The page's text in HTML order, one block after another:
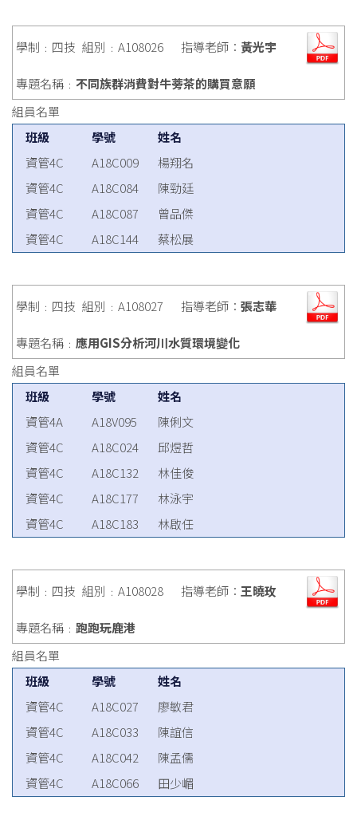
學制﹕四技 組別﹕A108026 指導老師： 黃光宇
專題名稱﹕ 不同族群消費對牛蒡茶的購買意願
組員名單
班級
學號
姓名
資管4C
A18C009
楊翔名
資管4C
A18C084
陳勁廷
資管4C
A18C087
曾品傑
資管4C
A18C144 蔡松展
學制﹕四技 組別﹕A108027 指導老師： 張志華
專題名稱﹕ 應用GIS分析河川水質環境變化
組員名單
班級
學號
姓名
資管4A
A18V095
陳俐文
資管4C
A18C024
邱煜哲
資管4C
A18C132
林佳俊
資管4C
A18C177
林泳宇
資管4C
A18C183 林啟任
學制﹕四技 組別﹕A108028 指導老師： 王曉玫
專題名稱﹕ 跑跑玩鹿港
組員名單
班級
學號
姓名
資管4C
A18C027
廖敏君
資管4C
A18C033
陳誼信
資管4C
A18C042
陳孟儒
資管4C
A18C066 田少嵋